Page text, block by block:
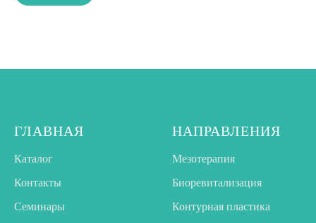
ГЛАВНАЯ
Каталог
Контакты
Семинары
НАПРАВЛЕНИЯ
Мезотерапия
Биоревитализация
Контурная пластика